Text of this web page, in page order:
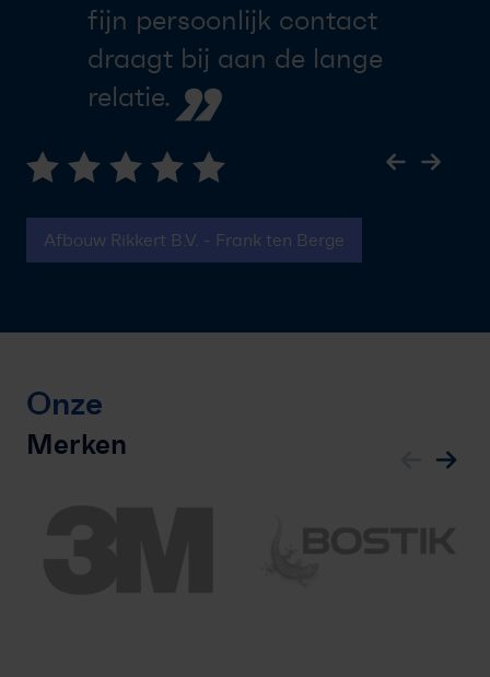
fijn persoonlijk contact
draagt bij aan de lange
relatie. ”
Afbouw Rikkert B.V. - Frank ten Berge
Onze
Merken